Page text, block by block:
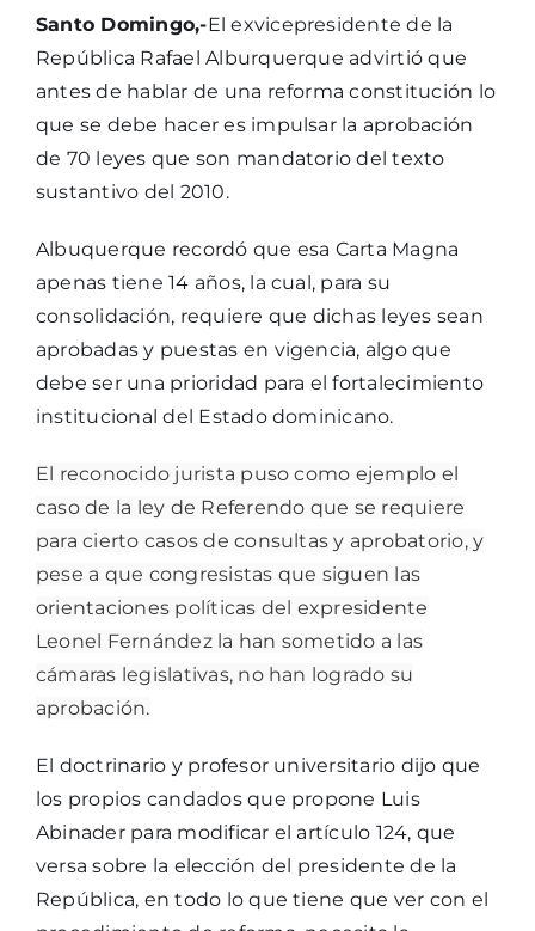
Santo Domingo,-El exvicepresidente de la
República Rafael Alburquerque advirtió que
antes de hablar de una reforma constitución lo
que se debe hacer es impulsar la aprobación
de 70 leyes que son mandatorio del texto
sustantivo del 2010.
Albuquerque recordó que esa Carta Magna
apenas tiene 14 años, la cual, para su
consolidación, requiere que dichas leyes sean
aprobadas y puestas en vigencia, algo que
debe ser una prioridad para el fortalecimiento
institucional del Estado dominicano.
El reconocido jurista puso como ejemplo el
caso de la ley de Referendo que se requiere
para cierto casos de consultas y aprobatorio, y
pese a que congresistas que siguen las
orientaciones políticas del expresidente
Leonel Fernández la han sometido a las
cámaras legislativas, no han logrado su
aprobación.
El doctrinario y profesor universitario dijo que
los propios candados que propone Luis
Abinader para modificar el artículo 124, que
versa sobre la elección del presidente de la
República, en todo lo que tiene que ver con el